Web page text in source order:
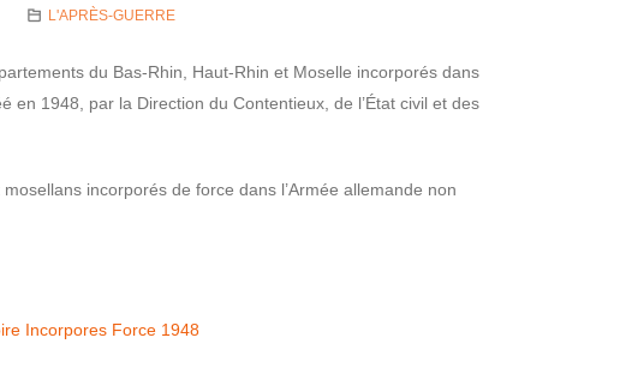
L'APRÈS-GUERRE
du Bas-Rhin, Haut-Rhin et Moselle incor­po­rés dans
en 1948, par la Direc­tion du Conten­tieux, de l’État civil et des
incor­po­rés de force dans l’Ar­mée alle­mande non
Incor­pores Force 1948